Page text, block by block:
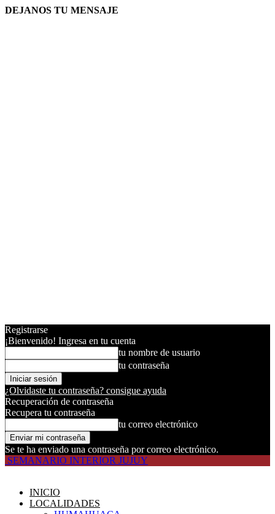
DEJANOS TU MENSAJE
Registrarse
¡Bienvenido! Ingresa en tu cuenta
tu nombre de usuario
tu contraseña
¿Olvidaste tu contraseña? consigue ayuda
Recuperación de contraseña
Recupera tu contraseña
tu correo electrónico
Se te ha enviado una contraseña por correo electrónico.
SEMANARIO INTERIOR JUJUY
INICIO
LOCALIDADES